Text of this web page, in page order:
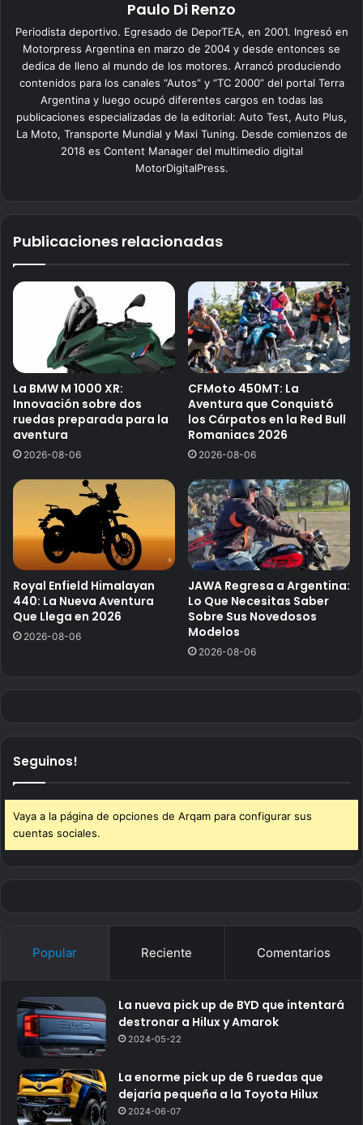
Paulo Di Renzo
Periodista deportivo. Egresado de DeporTEA, en 2001. Ingresó en
Motorpress Argentina en marzo de 2004 y desde entonces se
dedica de lleno al mundo de los motores. Arrancó produciendo
contenidos para los canales “Autos” y “TC 2000” del portal Terra
Argentina y luego ocupó diferentes cargos en todas las
publicaciones especializadas de la editorial: Auto Test, Auto Plus,
La Moto, Transporte Mundial y Maxi Tuning. Desde comienzos de
2018 es Content Manager del multimedio digital
MotorDigitalPress.
Publicaciones relacionadas
La BMW M 1000 XR:
Innovación sobre dos
ruedas preparada para la
aventura
2026-08-06
CFMoto 450MT: La
Aventura que Conquistó
los Cárpatos en la Red Bull
Romaniacs 2026
2026-08-06
Royal Enfield Himalayan
440: La Nueva Aventura
Que Llega en 2026
2026-08-06
JAWA Regresa a Argentina:
Lo Que Necesitas Saber
Sobre Sus Novedosos
Modelos
2026-08-06
Seguinos!
Vaya a la página de opciones de Arqam para configurar sus
cuentas sociales.
Popular Reciente Comentarios
La nueva pick up de BYD que intentará
destronar a Hilux y Amarok
2024-05-22
La enorme pick up de 6 ruedas que
dejaría pequeña a la Toyota Hilux
2024-06-07